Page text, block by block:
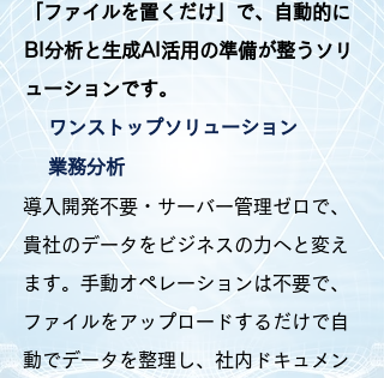
「ファイルを置くだけ」で、自動的に
BI分析と生成AI活用の準備が整うソリ
ューションです。
ワンストップソリューション
業務分析
導入開発不要・サーバー管理ゼロで、
貴社のデータをビジネスの力へと変え
ます。手動オペレーションは不要で、
ファイルをアップロードするだけで自
動でデータを整理し、社内ドキュメン